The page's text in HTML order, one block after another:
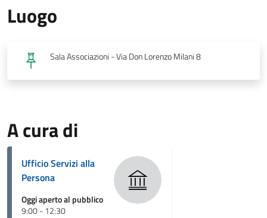
Luogo
Sala Associazioni - Via Don Lorenzo Milani 8
A cura di
Ufficio Servizi alla
Persona
Oggi aperto al pubblico
9:00 - 12:30